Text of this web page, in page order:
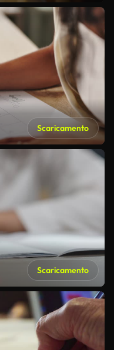
Scaricamento
Scaricamento